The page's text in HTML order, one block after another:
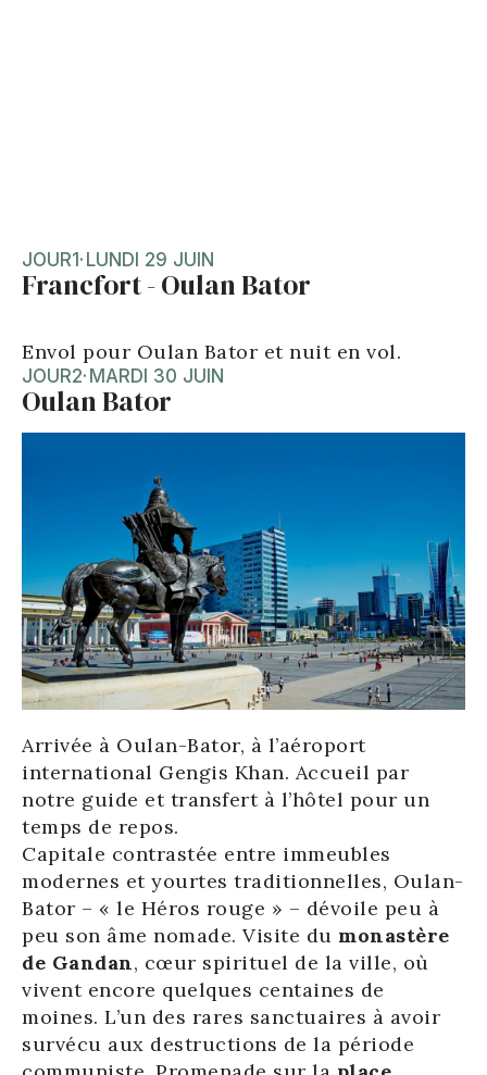
JOUR1 · LUNDI 29 JUIN
Francfort - Oulan Bator
Envol pour Oulan Bator et nuit en vol.
JOUR2· MARDI 30 JUIN
Oulan Bator
Arrivée à Oulan-Bator, à l’aéroport
international Gengis Khan. Accueil par
notre guide et transfert à l’hôtel pour un
temps de repos.
Capitale contrastée entre immeubles
modernes et yourtes traditionnelles, Oulan-
Bator – « le Héros rouge » – dévoile peu à
peu son âme nomade. Visite du monastère
de Gandan, cœur spirituel de la ville, où
vivent encore quelques centaines de
moines. L’un des rares sanctuaires à avoir
survécu aux destructions de la période